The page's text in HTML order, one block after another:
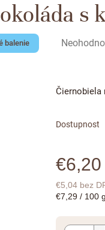
s
balenie
Priemerné
0,0
5
€6,20
€5,04 bez
Jednotková
€7,29 / 100 g
Čiernobiela